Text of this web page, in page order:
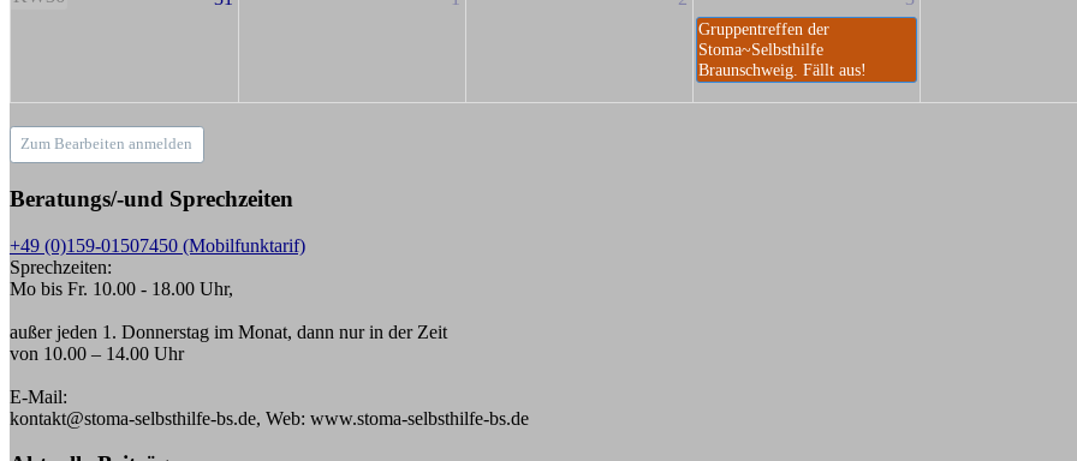
Gruppentreffen der
Stoma~Selbsthilfe
Braunschweig. Fällt aus!
Zum Bearbeiten anmelden
Beratungs/-und Sprechzeiten
+49 (0)159-01507450 (Mobilfunktarif)
Sprechzeiten:
Mo bis Fr. 10.00 - 18.00 Uhr,
außer jeden 1. Donnerstag im Monat, dann nur in der Zeit
von 10.00 – 14.00 Uhr
E-Mail:
kontakt@stoma-selbsthilfe-bs.de, Web: www.stoma-selbsthilfe-bs.de